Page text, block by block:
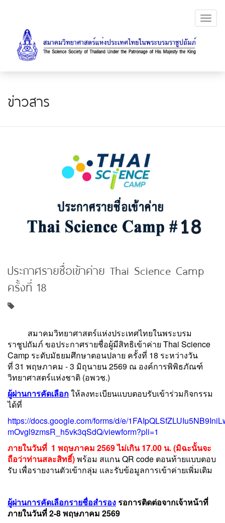
ข่าวสาร
ประกาศรายชื่อเข้าค่าย Thai Science Camp
ครั้งที่ 18
สมาคมวิทยาศาสตร์แห่งประเทศไทยในพระบรม
ราชูปถัมภ์ ขอประกาศรายชื่อผู้มีสิทธิเข้าค่าย Thai Science
Camp ระดับมัธยมศึกษาตอนปลาย ครั้งที่ 18 ระหว่างวัน
ที่ 31 พฤษภาคม - 3 มิถุนายน 2569 ณ องค์การพิพิธภัณฑ์
วิทยาศาสตร์แห่งชาติ (อพวช.)
ผู้ผ่านการคัดเลือกให้ลงทะเบียนแบบตอบรับเข้าร่วมกิจกรรม
ได้ที่
https://docs.google.com/forms/d/e/
mOvgl9zmsR_h5vk3qSdQ/viewform?pli=1
ภายในวันที่ 1 พฤษภาคม 2569 ไม่เกิน 17.00 น. (มิฉะนั้นจะ
ถือว่าท่านสละสิทธิ์)พร้อม สแกน QR code ตอนท้ายแบบตอบ
รับ เพื่อรายงานตัวเข้ากลุ่ม และรับข้อมูลการเข้าค่ายเพิ่มเติม
ผู้ผ่านการคัดเลือกรายชื่อสำรองรอการติดต่อจากเจ้าหน้าที่
ภายในวันที่ 2-8พฤษภาคม 2569